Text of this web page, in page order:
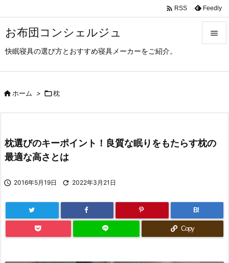
お布団コンシェルジュ
快眠寝具の選び方とおすすめ寝具メーカーをご紹介。

次へ
 RSS Feedly
ホーム > 枕
枕選びのキーポイント！良質な眠りをもたらす枕の
最適な高さとは
 2016年5月19日  2022年3月21日
B!
Copy